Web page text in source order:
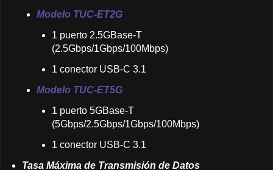
Modelo TUC-ET2G
1 puerto 2.5GBase-T
(2.5Gbps/1Gbps/100Mbps)
1 conector USB-C 3.1
Modelo TUC-ET5G
1 puerto 5GBase-T
(5Gbps/2.5Gbps/1Gbps/100Mbps)
1 conector USB-C 3.1
Tasa Máxima de Transmisión de Datos